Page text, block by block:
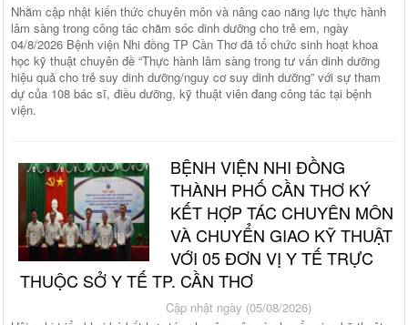
Nhằm cập nhật kiến thức chuyên môn và nâng cao năng lực thực hành
lâm sàng trong công tác chăm sóc dinh dưỡng cho trẻ em, ngày
04/8/2026 Bệnh viện Nhi đồng TP Cần Thơ đã tổ chức sinh hoạt khoa
học kỹ thuật chuyên đề “Thực hành lâm sàng trong tư vấn dinh dưỡng
hiệu quả cho trẻ suy dinh dưỡng/nguy cơ suy dinh dưỡng” với sự tham
dự của 108 bác sĩ, điều dưỡng, kỹ thuật viên đang công tác tại bệnh
viện.
BỆNH VIỆN NHI ĐỒNG
THÀNH PHỐ CẦN THƠ KÝ
KẾT HỢP TÁC CHUYÊN MÔN
VÀ CHUYỂN GIAO KỸ THUẬT
VỚI 05 ĐƠN VỊ Y TẾ TRỰC
THUỘC SỞ Y TẾ TP. CẦN THƠ
Cập nhật ngày (05/08/2026)